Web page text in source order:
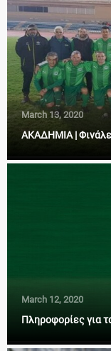
March 13, 2020
ΑΚΑΔΗΜΙΑ |
March 12, 2020
Πληροφορίες για